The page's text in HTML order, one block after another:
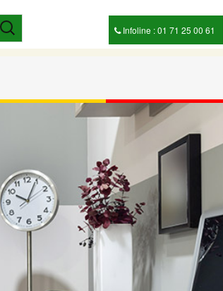
Infoline : 01 71 25 00 61